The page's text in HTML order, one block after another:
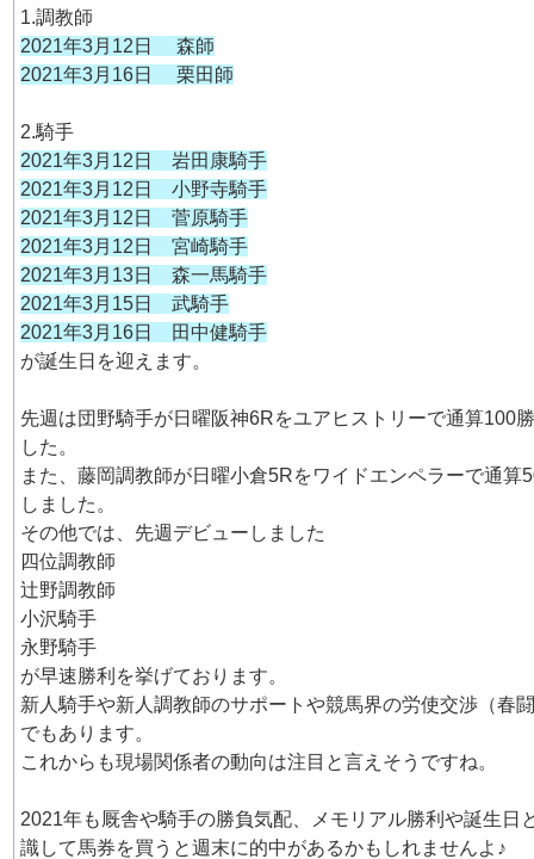
1.調教師
2021年3月12日 森師
2021年3月16日 栗田師
2.騎手
2021年3月12日 岩田康騎手
2021年3月12日 小野寺騎手
2021年3月12日 菅原騎手
2021年3月12日 宮崎騎手
2021年3月13日 森一馬騎手
2021年3月15日 武騎手
2021年3月16日 田中健騎手
が誕生日を迎えます。
先週は団野騎手が日曜阪神6Rをユアヒストリーで通算100
した。
また、藤岡調教師が日曜小倉5Rをワイドエンペラーで通算
しました。
その他では、先週デビューしました
四位調教師
辻野調教師
小沢騎手
永野騎手
が早速勝利を挙げております。
新人騎手や新人調教師のサポートや競馬界の労使交渉（春
でもあります。
これからも現場関係者の動向は注目と言えそうですね。
2021年も厩舎や騎手の勝負気配、メモリアル勝利や誕生日
識して馬券を買うと週末に的中があるかもしれませんよ♪